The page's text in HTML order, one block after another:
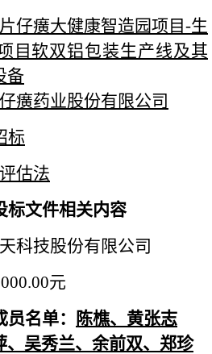
片仔癀大健康智造园项目 -生
目软双铝包装生产线及其
备
癀药业股份有限公司
标
估法
标文件相关内容
科技股份有限公司
元
名单：
陈樵、黄张志
、吴秀兰、余前双、郑珍